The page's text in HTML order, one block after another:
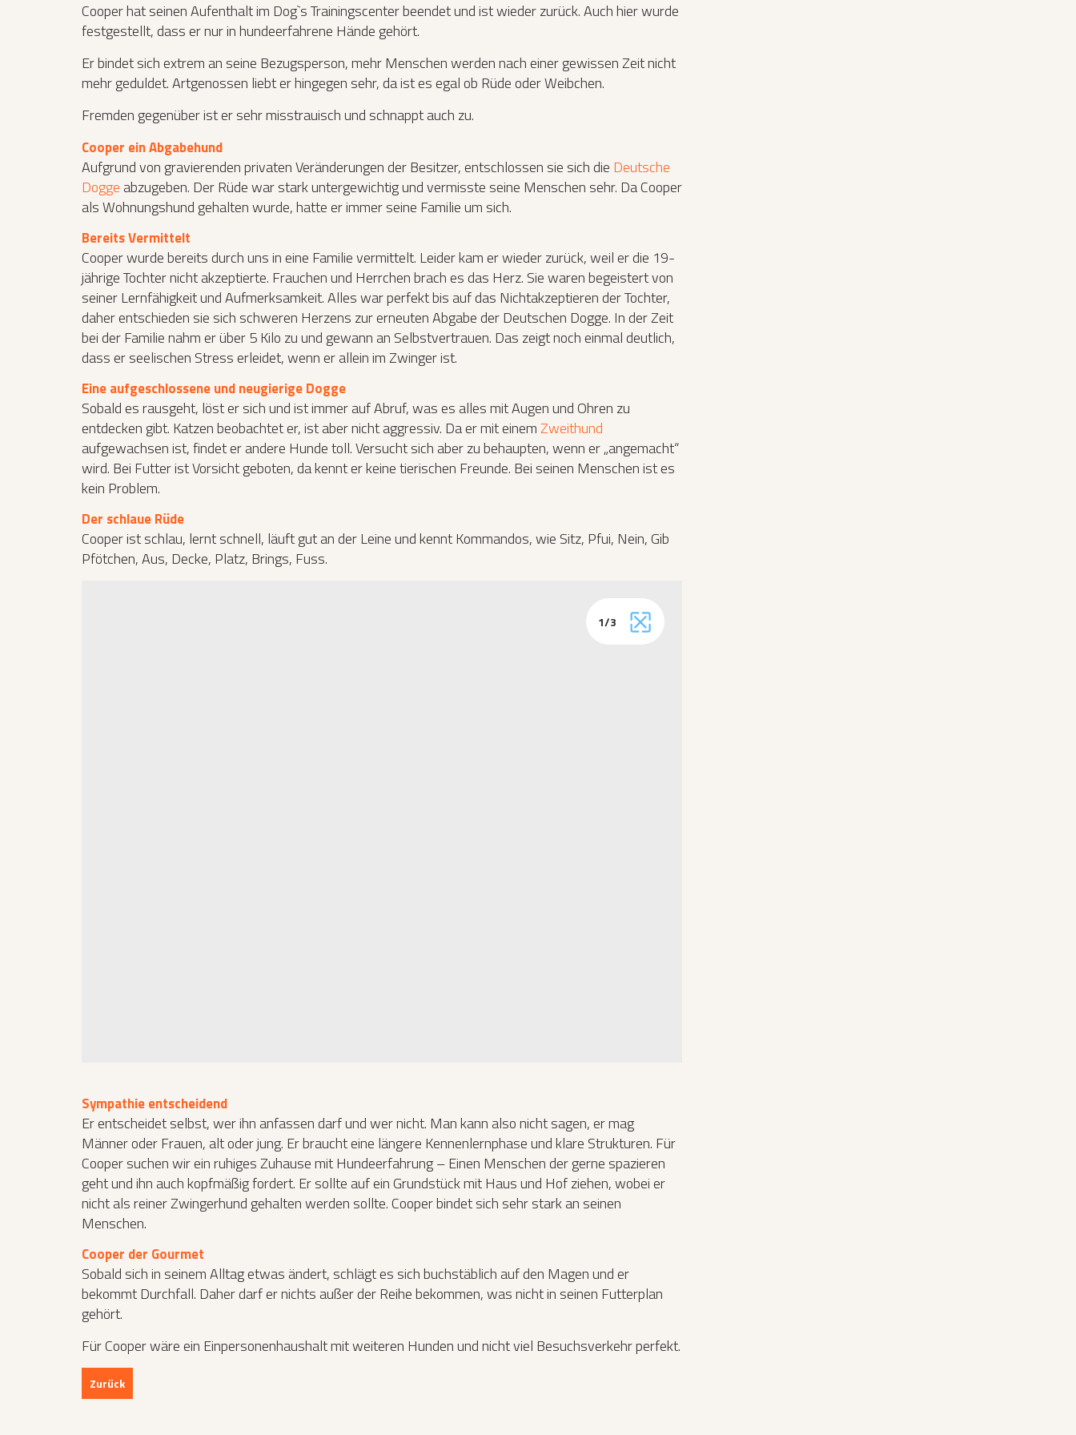
Cooper hat seinen Aufenthalt im Dog`s Trainingscenter beendet und ist wieder zurück. Auch hier wurde
festgestellt, dass er nur in hundeerfahrene Hände gehört.
Er bindet sich extrem an seine Bezugsperson, mehr Menschen werden nach einer gewissen Zeit nicht
mehr geduldet. Artgenossen liebt er hingegen sehr, da ist es egal ob Rüde oder Weibchen.
Fremden gegenüber ist er sehr misstrauisch und schnappt auch zu.
Cooper ein Abgabehund
Aufgrund von gravierenden privaten Veränderungen der Besitzer, entschlossen sie sich die Deutsche
Dogge abzugeben. Der Rüde war stark untergewichtig und vermisste seine Menschen sehr. Da Cooper
als Wohnungshund gehalten wurde, hatte er immer seine Familie um sich.
Bereits Vermittelt
Cooper wurde bereits durch uns in eine Familie vermittelt. Leider kam er wieder zurück, weil er die 19-
jährige Tochter nicht akzeptierte. Frauchen und Herrchen brach es das Herz. Sie waren begeistert von
seiner Lernfähigkeit und Aufmerksamkeit. Alles war perfekt bis auf das Nichtakzeptieren der Tochter,
daher entschieden sie sich schweren Herzens zur erneuten Abgabe der Deutschen Dogge. In der Zeit
bei der Familie nahm er über 5 Kilo zu und gewann an Selbstvertrauen. Das zeigt noch einmal deutlich,
dass er seelischen Stress erleidet, wenn er allein im Zwinger ist.
Eine aufgeschlossene und neugierige Dogge
Sobald es rausgeht, löst er sich und ist immer auf Abruf, was es alles mit Augen und Ohren zu
entdecken gibt. Katzen beobachtet er, ist aber nicht aggressiv. Da er mit einemZweithund
aufgewachsen ist, findet er andere Hunde toll. Versucht sich aber zu behaupten, wenn er „angemacht“
wird. Bei Futter ist Vorsicht geboten, da kennt er keine tierischen Freunde. Bei seinen Menschen ist es
kein Problem.
Der schlaue Rüde
Cooper ist schlau, lernt schnell, läuft gut an der Leine und kennt Kommandos, wie Sitz, Pfui, Nein, Gib
Pfötchen, Aus, Decke, Platz, Brings, Fuss.
1/3 Vollbild
Sympathie entscheidend
Er entscheidet selbst, wer ihn anfassen darf und wer nicht. Man kann also nicht sagen, er mag
Männer oder Frauen, alt oder jung. Er braucht eine längere Kennenlernphase und klare Strukturen. Für
Cooper suchen wir ein ruhiges Zuhause mit Hundeerfahrung – Einen Menschen der gerne spazieren
geht und ihn auch kopfmäßig fordert. Er sollte auf ein Grundstück mit Haus und Hof ziehen, wobei er
nicht als reiner Zwingerhund gehalten werden sollte. Cooper bindet sich sehr stark an seinen
Menschen.
Cooper der Gourmet
Sobald sich in seinem Alltag etwas ändert, schlägt es sich buchstäblich auf den Magen und er
bekommt Durchfall. Daher darf er nichts außer der Reihe bekommen, was nicht in seinen Futterplan
gehört.
Für Cooper wäre ein Einpersonenhaushalt mit weiteren Hunden und nicht viel Besuchsverkehr perfekt.
Zurück